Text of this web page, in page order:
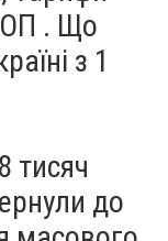
. Що
з 1
тисяч
до